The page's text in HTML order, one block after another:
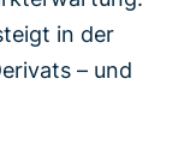
in der
– und